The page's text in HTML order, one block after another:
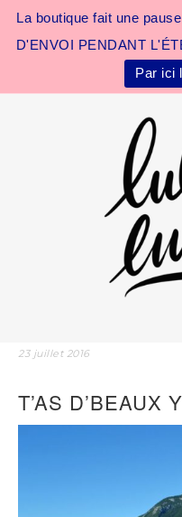
La boutique fait une
D'ENVOI PENDANT
Par ici
23 juillet 2016
T’AS D’BEAUX